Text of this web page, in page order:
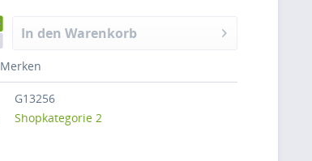
In den Warenkorb
Merken
G13256
Shopkategorie 2